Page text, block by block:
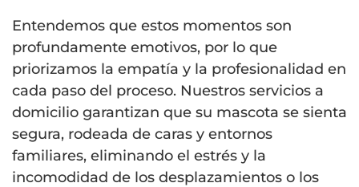
Entendemos que estos momentos son
profundamente emotivos, por lo que
priorizamos la empatía y la profesionalidad en
cada paso del proceso. Nuestros servicios a
domicilio garantizan que su mascota se sienta
segura, rodeada de caras y entornos
familiares, eliminando el estrés y la
incomodidad de los desplazamientos o los